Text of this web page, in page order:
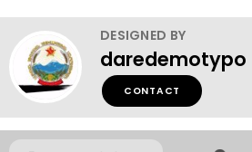
DESIGNED BY
daredemotypo
CONTACT